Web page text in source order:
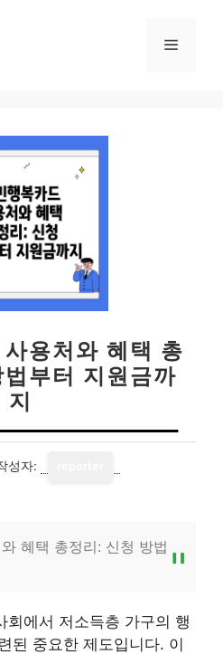
메
용처와 혜택 총
부터 지원금까
지
성자:
혜택 총정리: 신청 방법
회에서 저소득층 가구의 행
된 중요한 제도입니다. 이